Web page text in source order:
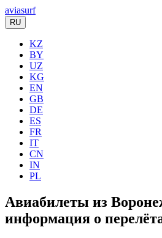
aviasurf
RU
KZ
BY
UZ
KG
EN
GB
DE
ES
FR
IT
CN
IN
PL
Авиабилеты из
информация о